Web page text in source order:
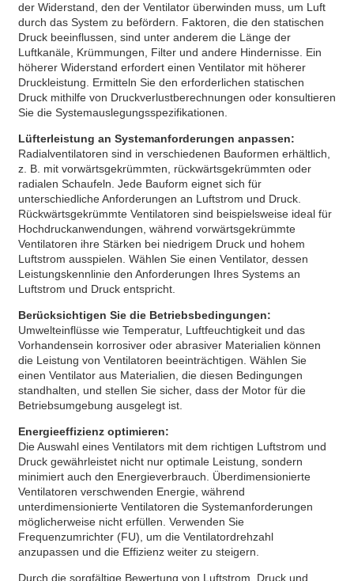
der Widerstand, den der Ventilator überwinden muss, um Luft
durch das System zu befördern. Faktoren, die den statischen
Druck beeinflussen, sind unter anderem die Länge der
Luftkanäle, Krümmungen, Filter und andere Hindernisse. Ein
höherer Widerstand erfordert einen Ventilator mit höherer
Druckleistung. Ermitteln Sie den erforderlichen statischen
Druck mithilfe von Druckverlustberechnungen oder konsultieren
Sie die Systemauslegungsspezifikationen.
Lüfterleistung an Systemanforderungen anpassen:
Radialventilatoren sind in verschiedenen Bauformen erhältlich,
z. B. mit vorwärtsgekrümmten, rückwärtsgekrümmten oder
radialen Schaufeln. Jede Bauform eignet sich für
unterschiedliche Anforderungen an Luftstrom und Druck.
Rückwärtsgekrümmte Ventilatoren sind beispielsweise ideal für
Hochdruckanwendungen, während vorwärtsgekrümmte
Ventilatoren ihre Stärken bei niedrigem Druck und hohem
Luftstrom ausspielen. Wählen Sie einen Ventilator, dessen
Leistungskennlinie den Anforderungen Ihres Systems an
Luftstrom und Druck entspricht.
Berücksichtigen Sie die Betriebsbedingungen:
Umwelteinflüsse wie Temperatur, Luftfeuchtigkeit und das
Vorhandensein korrosiver oder abrasiver Materialien können
die Leistung von Ventilatoren beeinträchtigen. Wählen Sie
einen Ventilator aus Materialien, die diesen Bedingungen
standhalten, und stellen Sie sicher, dass der Motor für die
Betriebsumgebung ausgelegt ist.
Energieeffizienz optimieren:
Die Auswahl eines Ventilators mit dem richtigen Luftstrom und
Druck gewährleistet nicht nur optimale Leistung, sondern
minimiert auch den Energieverbrauch. Überdimensionierte
Ventilatoren verschwenden Energie, während
unterdimensionierte Ventilatoren die Systemanforderungen
möglicherweise nicht erfüllen. Verwenden Sie
Frequenzumrichter (FU), um die Ventilatordrehzahl
anzupassen und die Effizienz weiter zu steigern.
Durch die sorgfältige Bewertung von Luftstrom, Druck und